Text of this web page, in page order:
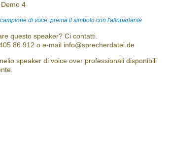
Demo 4
di voce, prema il simbolo con l'altoparlante
questo speaker? Ci contatti.
86 912 o e-mail info@sprecherdatei.de
speaker di voice over professionali disponibili